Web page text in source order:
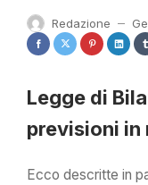
Redazione —
Legge di
previsioni in
Ecco descritte in